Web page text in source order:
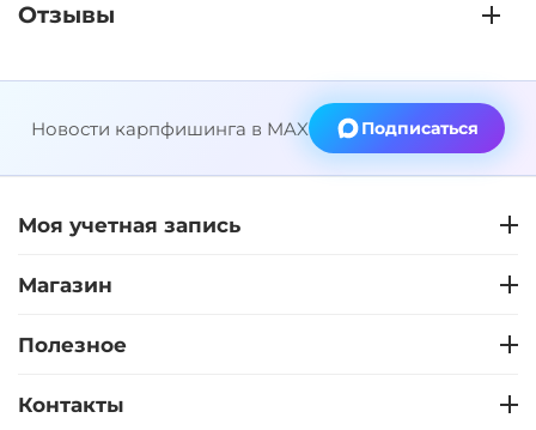
Отзывы
Новости карпфишинга в MAX Подписаться
Моя учетная запись
Магазин
Полезное
Контакты